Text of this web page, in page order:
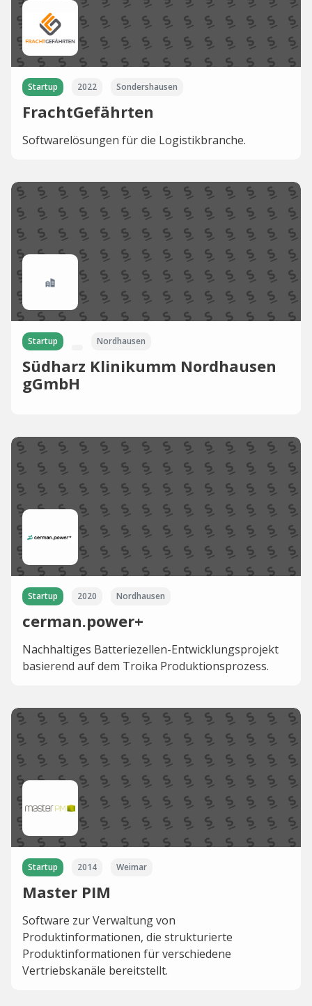
Startup 2022 Sondershausen
FrachtGefährten
Softwarelösungen für die Logistikbranche.
Startup Nordhausen
Südharz Klinikumm Nordhausen
gGmbH
Startup 2020 Nordhausen
cerman.power+
Nachhaltiges Batteriezellen-Entwicklungsprojekt
basierend auf dem Troika Produktionsprozess.
Startup 2014 Weimar
Master PIM
Software zur Verwaltung von
Produktinformationen, die strukturierte
Produktinformationen für verschiedene
Vertriebskanäle bereitstellt.